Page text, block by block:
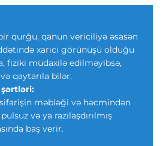
qurğu, qanun vericiliyə əsasən
xarici görünüşü olduğu
fiziki müdaxilə edilməyibsə,
qaytarıla bilər.
şərtləri:
sifarişin məbləği və həcmindən
və ya razılaşdırılmış
baş verir.